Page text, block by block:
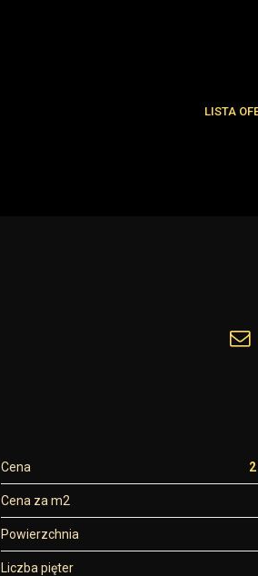
LISTA
Cena
Cena za m2
Powierzchnia
Liczba pięter